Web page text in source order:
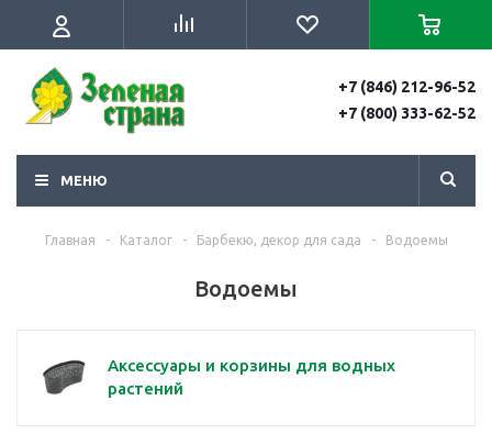
+7 (846) 212-96-52
+7 (800) 333-62-52
МЕНЮ
Главная - Каталог - Барбекю, декор для сада - Водоемы
Водоемы
Аксессуары и корзины для водных
растений